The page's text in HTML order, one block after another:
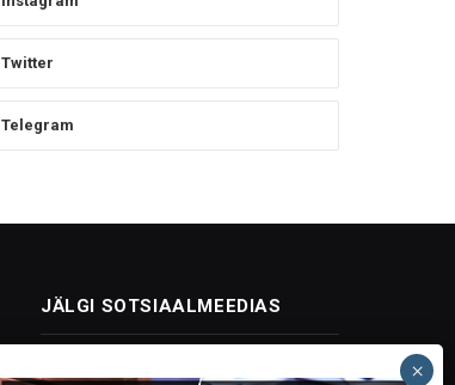
Twitter
Telegram
JÄLGI SOTSIAALMEEDIAS